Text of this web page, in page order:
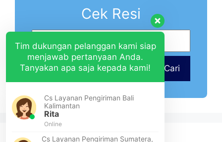
Cek Resi
Cari
Tim dukungan pelanggan kami siap
menjawab pertanyaan Anda.
Tanyakan apa saja kepada kami!
Cs Layanan Pengiriman Bali
Kalimantan
Rita
Online
Cs Layanan Pengiriman Sumatera,